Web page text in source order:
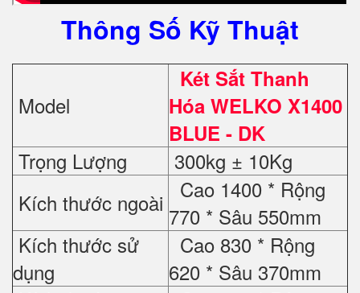
Thông Số Kỹ Thuật
Model
Két Sắt Thanh
Hóa WELKO X1400
BLUE - DK
Trọng Lượng
300kg ± 10Kg
Kích thước ngoài
Cao 1400 * Rộng
770 * Sâu 550mm
Kích thước sử
dụng
Cao 830 * Rộng
620 * Sâu 370mm